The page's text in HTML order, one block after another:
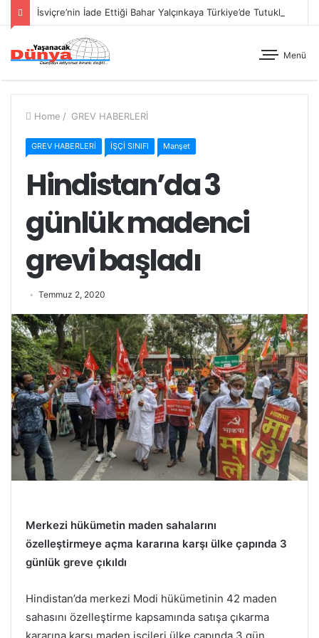
Menü
Home / GREV HABERLERİ
GREV HABERLERİ İŞÇİ SINIFI Manşet
Hindistan’da 3
günlük madenci
grevi başladı
Temmuz 2, 2020
Merkezi hükümetin maden sahalarını
özelleştirmeye açma kararına karşı ülke çapında 3
günlük greve çıkıldı
Hindistan’da merkezi Modi hükümetinin 42 maden
sahasını özelleştirme kapsamında satışa çıkarma